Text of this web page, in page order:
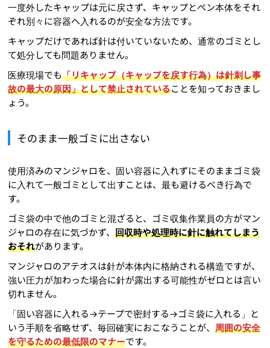
一度外したキャップは元に戻さず、キャップとペン本体をそれ
ぞれ別々に容器へ入れるのが安全な方法です。
キャップだけであれば針は付いていないため、通常のゴミとし
て処分しても問題ありません。
医療現場でも「リキャップ（キャップを戻す行為）は針刺し事
故の最大の原因」として禁止されていることを知っておきまし
ょう。
そのまま一般ゴミに出さない
使用済みのマンジャロを、固い容器に入れずにそのままゴミ袋
に入れて一般ゴミとして出すことは、最も避けるべき行為で
す。
ゴミ袋の中で他のゴミと混ざると、ゴミ収集作業員の方がマン
ジャロの存在に気づかず、回収時や処理時に針に触れてしまう
おそれがあります。
マンジャロのアテオスは針が本体内に格納される構造ですが、
強い圧力が加わった場合に針が露出する可能性がゼロとは言い
切れません。
「固い容器に入れる→テープで密封する→ゴミ袋に入れる」と
いう手順を省略せず、毎回確実におこなうことが、周囲の安全
を守るための最低限のマナーです。